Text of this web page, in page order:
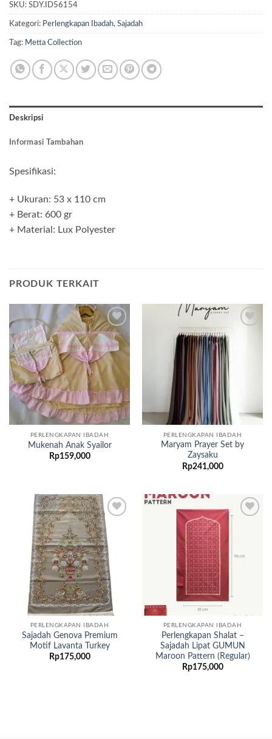
SKU: SDY.ID56154
Kategori: Perlengkapan Ibadah, Sajadah
Tag: Metta Collection
Deskripsi
Informasi Tambahan
Spesifikasi:
+ Ukuran: 53 x 110 cm
+ Berat: 600 gr
+ Material: Lux Polyester
PRODUK TERKAIT
Add to
wishlist
PERLENGKAPAN IBADAH
Mukenah Anak Syailor
Rp159,000
PERLENGKAPAN IBADAH
Maryam Prayer Set by
Zaysaku
Rp241,000
Add to
wishlist
PERLENGKAPAN IBADAH
Sajadah Genova Premium
Motif Lavanta Turkey
Rp175,000
PERLENGKAPAN IBADAH
Perlengkapan Shalat –
Sajadah Lipat GUMUN
Maroon Pattern (Regular)
Rp175,000